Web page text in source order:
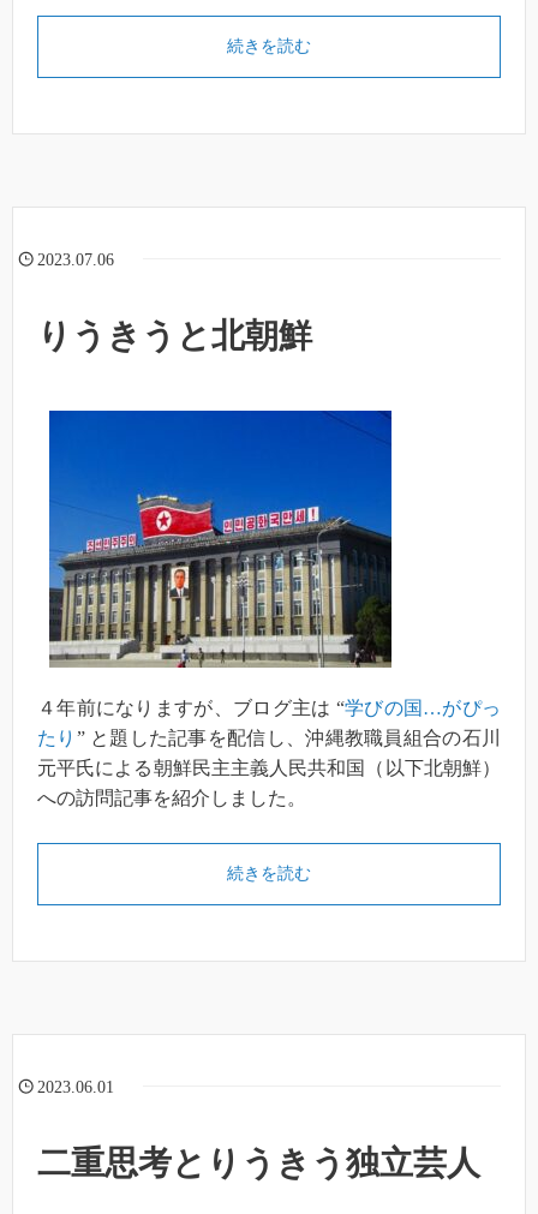
続きを読む
2023.07.06
りうきうと北朝鮮
４年前になりますが、ブログ主は “学びの国…がぴっ
たり ” と題した記事を配信し、沖縄教職員組合の石川
元平氏による朝鮮民主主義人民共和国（以下北朝鮮）
への訪問記事を紹介しました。
続きを読む
2023.06.01
二重思考とりうきう独立芸人